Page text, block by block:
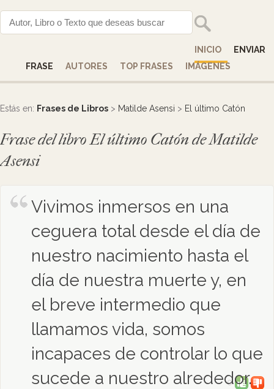
INICIO
ENVIAR
FRASE
AUTORES TOP FRASES IMÁGENES
Estás en: Frases de Libros > Matilde Asensi > El último Catón
Frase del libro El último Catón de Matilde
Asensi
Vivimos inmersos en una
ceguera total desde el día de
nuestro nacimiento hasta el
día de nuestra muerte y, en
el breve intermedio que
llamamos vida, somos
incapaces de controlar lo que
sucede a nuestro alrededor.
0